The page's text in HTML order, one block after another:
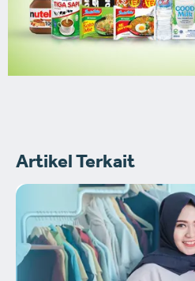
Artikel Terkait